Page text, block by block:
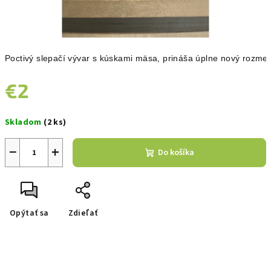
Poctivý slepačí vývar s kúskami mäsa, prináša úplne nový
€2
cena:
Skladom (2 ks)
+
− Do košíka
Opýtať sa Zdieľať